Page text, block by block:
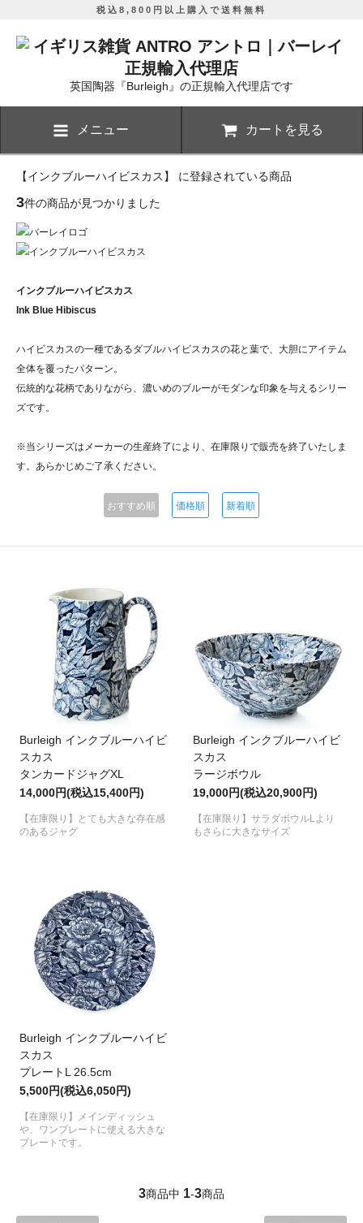
税込8,800円以上購入で送料無料
英国陶器『Burleigh』の正規輸入代理店です
メニュー カートを見る
【インクブルーハイビスカス】 に登録されている商品
3件の商品が見つかりました
インクブルーハイビスカス
Ink Blue Hibiscus
ハイビスカスの一種であるダブルハイビスカスの花と葉で、大胆にアイテム
全体を覆ったパターン。
伝統的な花柄でありながら、濃いめのブルーがモダンな印象を与えるシリー
ズです。
※当シリーズはメーカーの生産終了により、在庫限りで販売を終了いたしま
す。あらかじめご了承ください。
おすすめ順 価格順 新着順
Burleigh インクブルーハイビ
スカス
タンカードジャグXL
14,000円(税込15,400円)
【在庫限り】とても大きな存在感
のあるジャグ
Burleigh インクブルーハイビ
スカス
ラージボウル
19,000円(税込20,900円)
【在庫限り】サラダボウルLより
もさらに大きなサイズ
Burleigh インクブルーハイビ
スカス
プレートL 26.5cm
5,500円(税込6,050円)
【在庫限り】メインディッシュ
や、ワンプレートに使える大きな
プレートです。
3商品中 1-3商品